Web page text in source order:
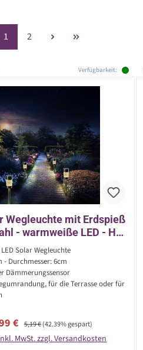
Seite
1 Seite
2
Verfügbarkeit:
Wegleuchte mit Erdspieß
- warmweiße LED - H:
- silber - 1 Stück
Solar Wegleuchte
- Durchmesser: 6cm
Dämmerungssensor
für die Terrasse oder für
€ Regulärer Preis:
5,19 €(42.39% gespart)
MwSt. zzgl. Versandkosten